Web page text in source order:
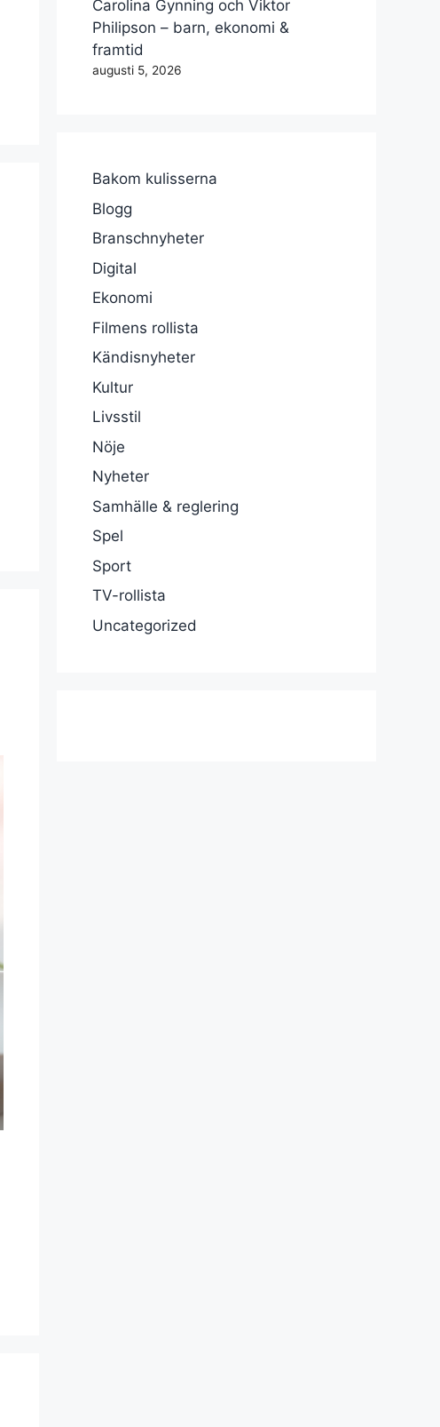
Carolina Gynning och Viktor
Philipson – barn, ekonomi &
framtid
augusti 5, 2026
Bakom kulisserna
Blogg
Branschnyheter
Digital
Ekonomi
Filmens rollista
Kändisnyheter
Kultur
Livsstil
Nöje
Nyheter
Samhälle & reglering
Spel
Sport
TV-rollista
Uncategorized